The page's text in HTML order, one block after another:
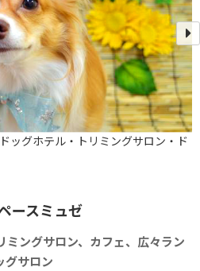
ースミュゼ
ミングサロン、カフェ、広々ラン
グサロン
ッグホテル・トリミングサロン・ド